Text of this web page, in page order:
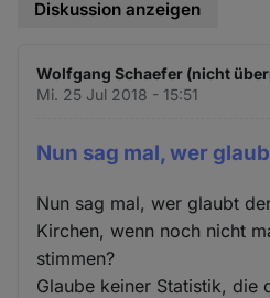
Diskussion anzeigen
Wolfgang Schaefer (nicht
Mi. 25 Jul 2018 - 15:51
Nun sag mal, wer
Nun sag mal, wer glaubt
Kirchen, wenn noch nicht
stimmen?
Glaube keiner Statistik, die